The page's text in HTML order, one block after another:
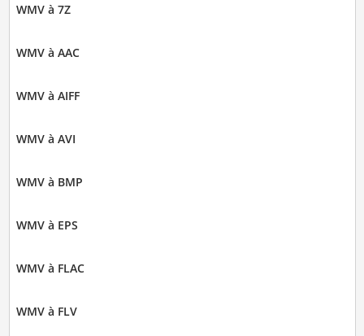
WMV à 7Z
WMV à AAC
WMV à AIFF
WMV à AVI
WMV à BMP
WMV à EPS
WMV à FLAC
WMV à FLV